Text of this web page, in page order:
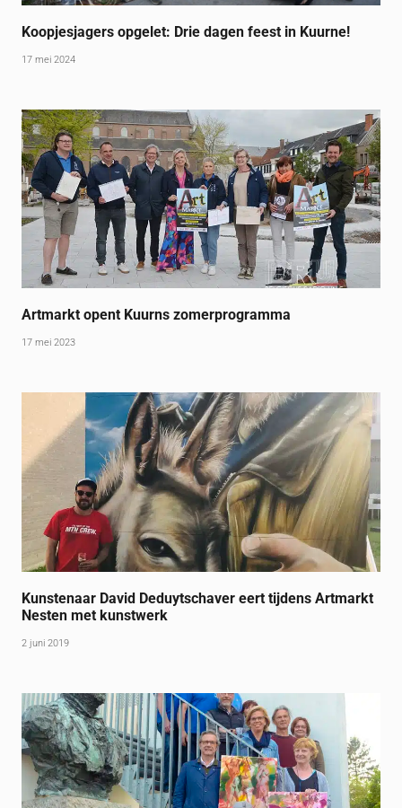
Koopjesjagers opgelet: Drie dagen feest in Kuurne!
17 mei 2024
Artmarkt opent Kuurns zomerprogramma
17 mei 2023
Kunstenaar David Deduytschaver eert tijdens Artmarkt
Nesten met kunstwerk
2 juni 2019